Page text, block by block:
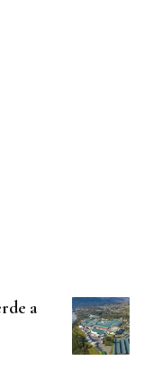
a